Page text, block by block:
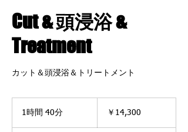
Cut & 頭浸浴 &
Treatment
カット＆頭浸浴＆トリートメント
1時間 40分 ￥14,300